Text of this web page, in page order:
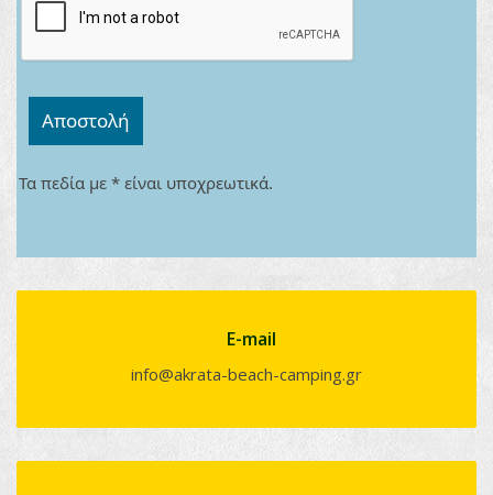
Αποστολή
Τα πεδία με * είναι υποχρεωτικά.
E-mail
info@akrata-beach-camping.gr